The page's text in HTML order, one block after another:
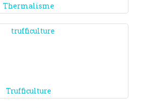
Thermalisme
Trufficulture